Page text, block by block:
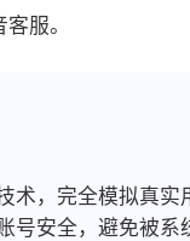
服。
术，完全模拟真实
号安全，避免被系